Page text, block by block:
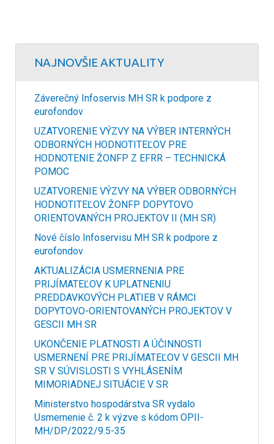
NAJNOVŠIE AKTUALITY
Záverečný Infoservis MH SR k podpore z
eurofondov
UZATVORENIE VÝZVY NA VÝBER INTERNÝCH
ODBORNÝCH HODNOTITEĽOV PRE
HODNOTENIE ŽONFP Z EFRR – TECHNICKÁ
POMOC
UZATVORENIE VÝZVY NA VÝBER ODBORNÝCH
HODNOTITEĽOV ŽONFP DOPYTOVO
ORIENTOVANÝCH PROJEKTOV II (MH SR)
Nové číslo Infoservisu MH SR k podpore z
eurofondov
AKTUALIZÁCIA USMERNENIA PRE
PRIJÍMATEĽOV K UPLATNENIU
PREDDAVKOVÝCH PLATIEB V RÁMCI
DOPYTOVO-ORIENTOVANÝCH PROJEKTOV V
GESCII MH SR
UKONČENIE PLATNOSTI A ÚČINNOSTI
USMERNENÍ PRE PRIJÍMATEĽOV V GESCII MH
SR V SÚVISLOSTI S VYHLÁSENÍM
MIMORIADNEJ SITUÁCIE V SR
Ministerstvo hospodárstva SR vydalo
Usmernenie č. 2 k výzve s kódom OPII-
MH/DP/2022/9.5-35